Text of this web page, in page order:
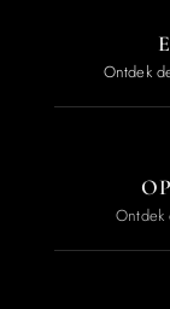
Ontdek
Ontdek